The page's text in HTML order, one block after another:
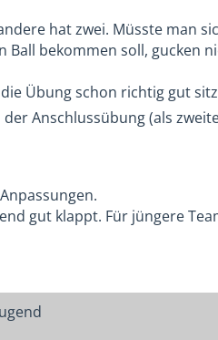
hat zwei. Müsste man
Ball bekommen soll,
Übung schon richtig gut
Anschlussübung (als
gut klappt. Für jüngere